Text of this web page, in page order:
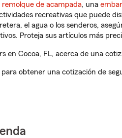
remolque de acampada, una
recreativas que puede
el agua o los senderos,
Proteja sus artículos más
en Cocoa, FL, acerca de una
para obtener una cotización de